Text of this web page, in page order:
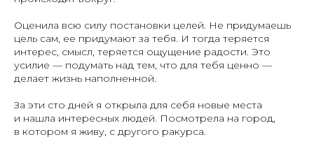
Оценила всю силу постановки целей. Не придумаешь
цель сам, ее придумают за тебя. И тогда теряется
интерес, смысл, теряется ощущение радости. Это
усилие — подумать над тем, что для тебя ценно —
делает жизнь наполненной.
За эти сто дней я открыла для себя новые места
и нашла интересных людей. Посмотрела на город,
в котором я живу, с другого ракурса.